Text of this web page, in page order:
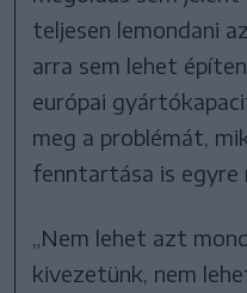
teljesen lemondani
arra sem lehet
európai
meg a problémát,
fenntartása is egyre
„Nem lehet azt
kivezetünk, nem